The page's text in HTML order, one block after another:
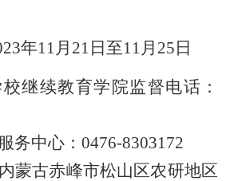
年11月21日至11月25日
继续教育学院监督电话：
务中心： 0476-8303172
蒙古赤峰市松山区农研地区